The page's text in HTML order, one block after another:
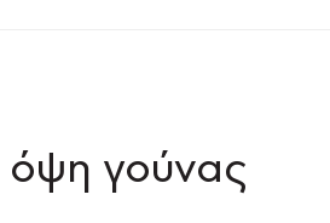
όψη γούνας